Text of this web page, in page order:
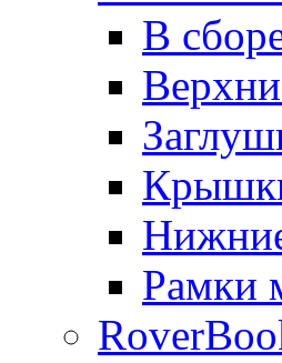
В
Рамки